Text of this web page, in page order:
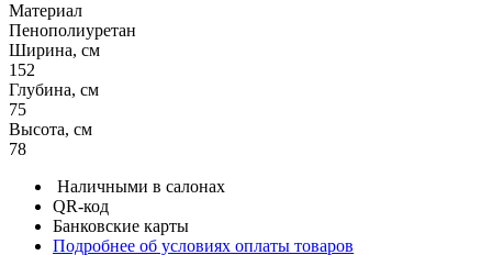
Цвет
Бежевый
Материал
Пенополиуретан
Ширина, см
152
Глубина, см
75
Наличными в салонах
QR-код